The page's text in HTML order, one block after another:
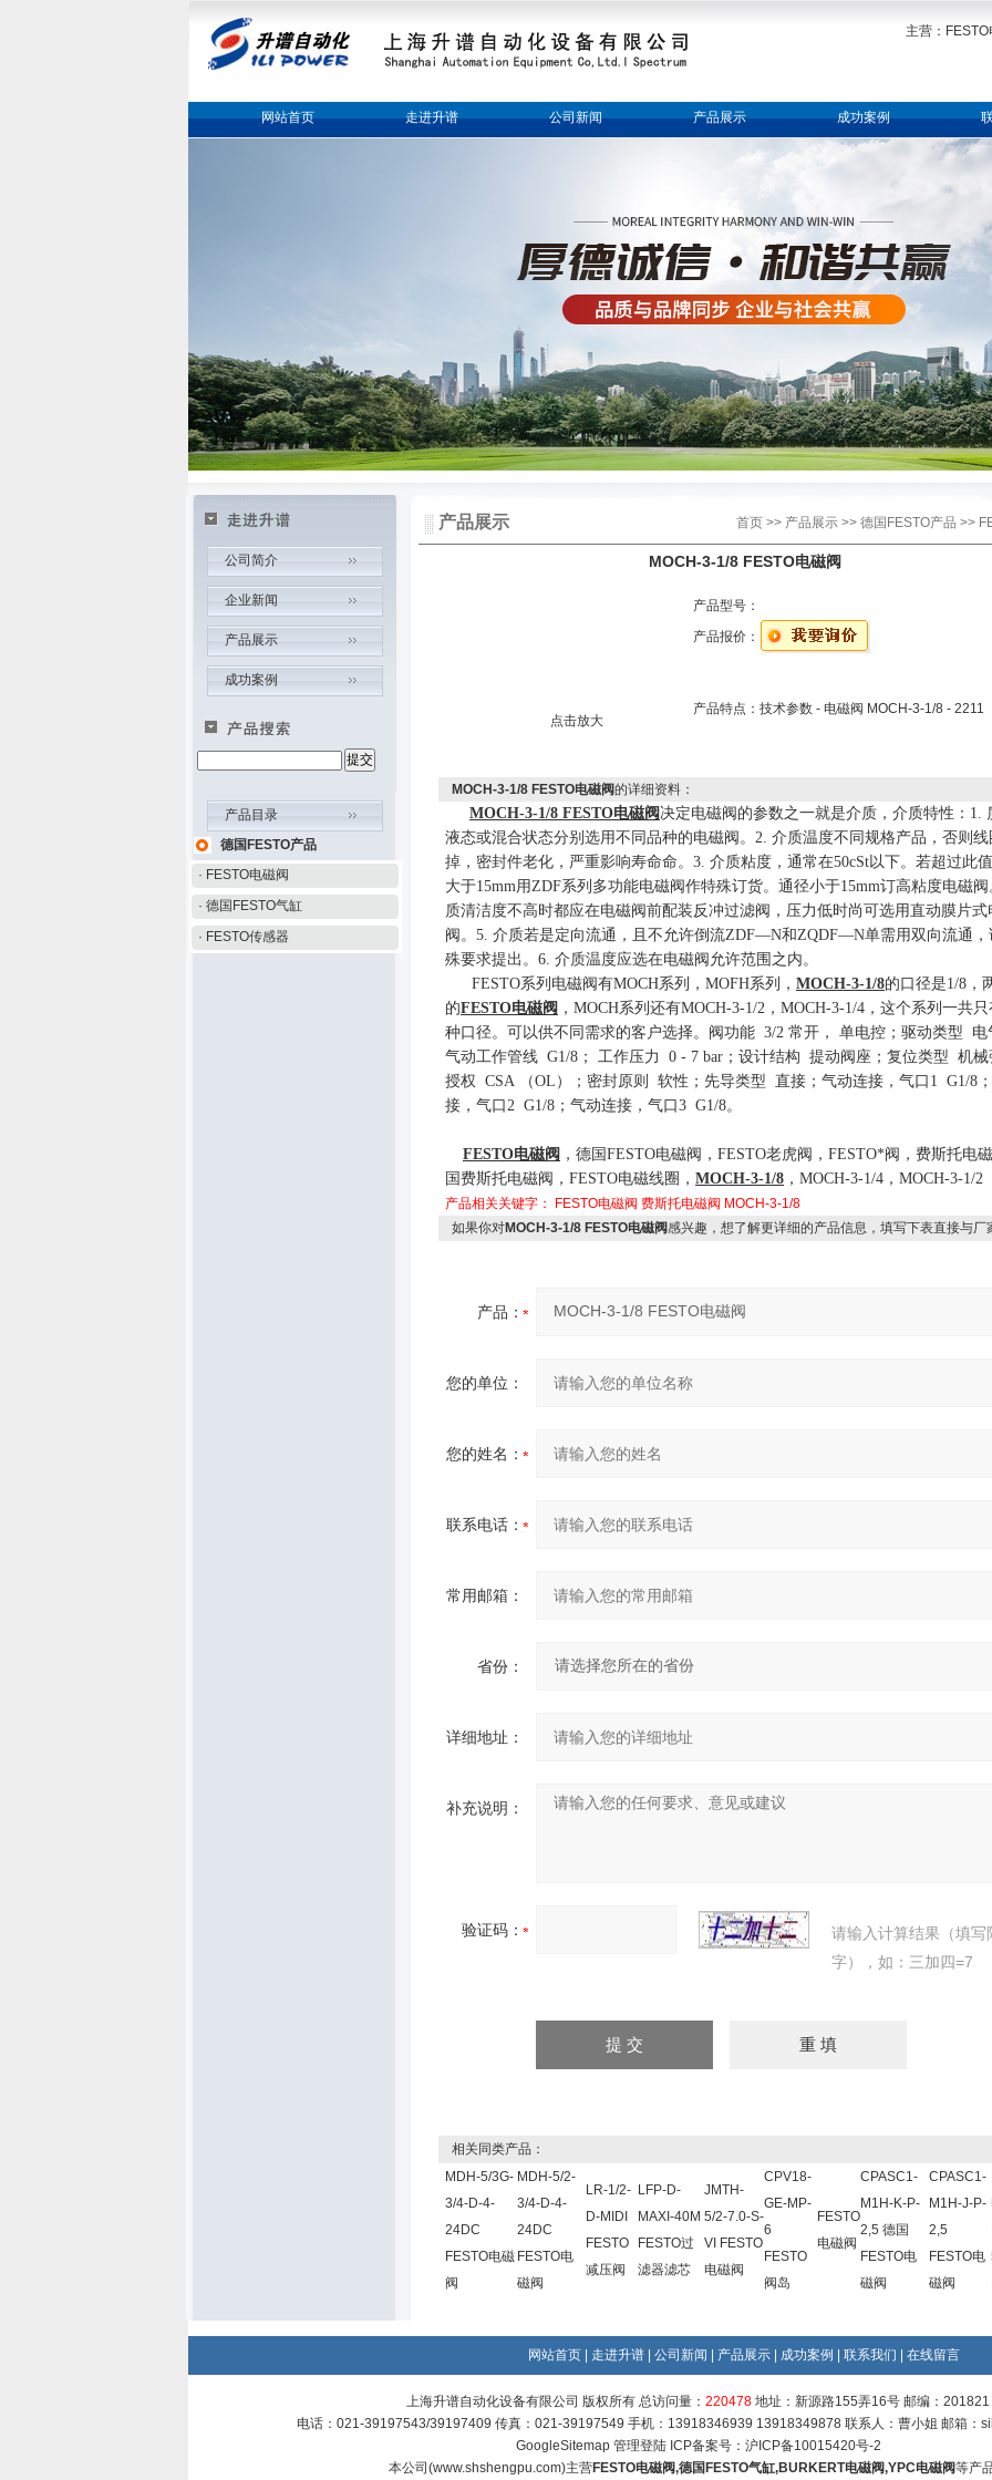
主营：
网站首页 走进升谱 公司新闻 产品展示 成功案例
公司简介
企业新闻
产品展示
成功案例
产品目录
德国FESTO产品
· FESTO电磁阀
· 德国FESTO气缸
· FESTO传感器
产品展示 首页 >> 产品展示 >> 德国FESTO产品 >>
MOCH-3-1/8 FESTO电磁阀
点击放大
产品型号：
产品报价：
产品特点： 技术参数 - 电磁阀 MOCH-3-1/8 - 2211
MOCH-3-1/8 FESTO电磁阀的详细资料：
MOCH-3-1/8 FESTO电磁阀决定电磁阀的参数之一就是介质，介质特性： 1.
液态或混合状态分别选用不同品种的电磁阀。 2. 介质温度不同规格产品，否则
掉，密封件老化，严重影响寿命命。 3. 介质粘度，通常在50cSt以下。若超过此
大于15mm用ZDF系列多功能电磁阀作特殊订货。通径小于15mm订高粘度电磁阀
质清洁度不高时都应在电磁阀前配装反冲过滤阀，压力低时尚可选用直动膜片式
阀。 5. 介质若是定向流通，且不允许倒流ZDF—N和ZQDF—N单需用双向流通
殊要求提出。 6. 介质温度应选在电磁阀允许范围之内。
FESTO系列电磁阀有MOCH系列， MOFH系列， MOCH-3-1/8的口径是1/8 ，
的FESTO电磁阀 ， MOCH系列还有MOCH-3-1/2 ， MOCH-3-1/4 ，这个系列一共
种口径。可以供不同需求的客户选择。 阀功能 3/2 常开， 单电控 ； 驱动类型
电
气动工作管线 G1/8 ； 工作压力 0 - 7 bar ； 设计结构 提动阀座 ； 复位类型 机械
授权 CSA （OL） ； 密封原则 软性 ； 先导类型 直接 ； 气动连接 ， 气口 1 G1/8 ；
接 ， 气口 2 G1/8 ； 气动连接 ， 气口 3 G1/8。
FESTO电磁阀 ，德国 FESTO电磁阀， FESTO老虎阀， FESTO*阀，费斯托电
国费斯托电磁阀， FESTO电磁线圈， MOCH-3-1/8 ， MOCH-3-1/4 ， MOCH-3-1/2
产品相关关键字： FESTO电磁阀 费斯托电磁阀 MOCH-3-1/8
如果你对MOCH-3-1/8 FESTO电磁阀感兴趣，想了解更详细的产品信息，填写下表直接与厂
产品：
您的单位：
您的姓名：
联系电话：
常用邮箱：
省份：
详细地址：
补充说明：
验证码：
请输入计算结果（填写
字），如：三加四=7
相关同类产品：
MDH-5/3G-
3/4-D-4-
24DC
FESTO电磁
阀
MDH-5/2-
3/4-D-4-
24DC
FESTO电
磁阀
LR-1/2-
D-MIDI
FESTO
减压阀
LFP-D-
MAXI-40M
FESTO过
滤器滤芯
JMTH-
5/2-7.0-S-
VI FESTO
电磁阀
CPV18-
GE-MP-
6
FESTO
阀岛
FESTO
电磁阀
CPASC1-
M1H-K-P-
2,5 德国
FESTO电
磁阀
CPASC1-
M1H-J-P-
2,5
FESTO电
磁阀
网站首页 走进升谱 公司新闻 产品展示 成功案例 联系我们 在线留言
上海升谱自动化设备有限公司 版权所有 总访问量： 220478 地址：新源路155弄16号 邮编：201821
电话：021-39197543/39197409 传真：021-39197549 手机：13918346939 13918349878 联系人：曹小姐 邮箱：
GoogleSitemap 管理登陆ICP备案号： 沪ICP备10015420号-2
本公司(www.shshengpu.com)主营FESTO电磁阀,德国FESTO气缸,BURKERT电磁阀,YPC电磁阀等产